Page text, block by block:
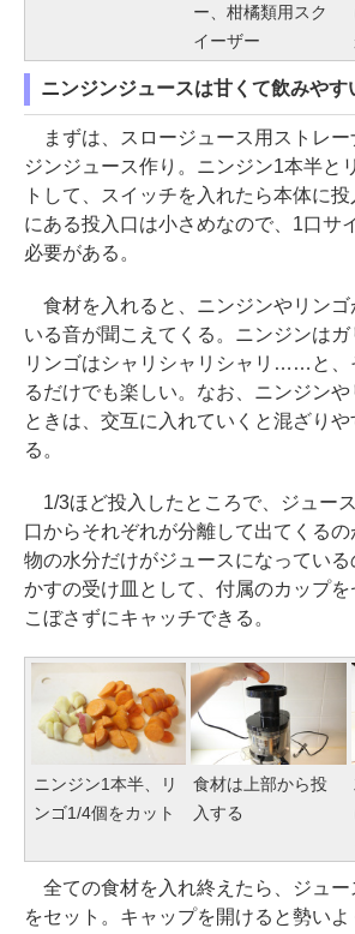
ー、柑橘類用スク
イーザー
ニンジンジュースは甘くて飲みやす
まずは、スロージュース用ストレー
ジンジュース作り。ニンジン1本半と
トして、スイッチを入れたら本体に
にある投入口は小さめなので、1口サ
必要がある。
食材を入れると、ニンジンやリンゴ
いる音が聞こえてくる。ニンジンは
リンゴはシャリシャリシャリ……と、
るだけでも楽しい。なお、ニンジン
ときは、交互に入れていくと混ざり
る。
1/3ほど投入したところで、ジュー
口からそれぞれが分離して出てくる
物の水分だけがジュースになっている
かすの受け皿として、付属のカップを
こぼさずにキャッチできる。
ニンジン1本半、リ
ンゴ1/4個をカット
食材は上部から投
入する
全ての食材を入れ終えたら、ジュー
をセット。キャップを開けると勢い